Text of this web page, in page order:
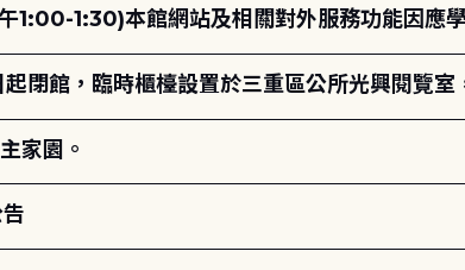
1:00-1:30)本館網站及相關對外服務功能因應
閉館，臨時櫃檯設置於三重區公所光興閱覽室
家園。